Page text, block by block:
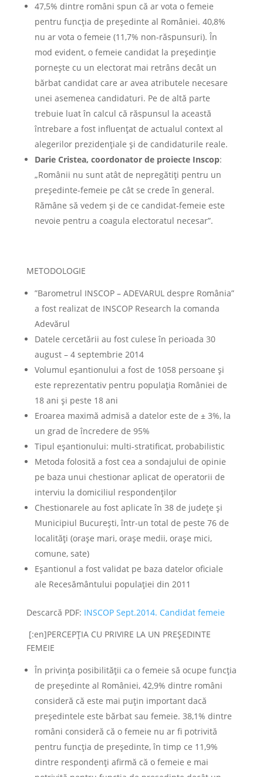
47,5% dintre români spun că ar vota o femeie
pentru funcţia de preşedinte al României. 40,8%
nu ar vota o femeie (11,7% non-răspunsuri). În
mod evident, o femeie candidat la preşedinţie
porneşte cu un electorat mai retrâns decât un
bărbat candidat care ar avea atributele necesare
unei asemenea candidaturi. Pe de altă parte
trebuie luat în calcul că răspunsul la această
întrebare a fost influenţat de actualul context al
alegerilor prezidenţiale şi de candidaturile reale.
Darie Cristea, coordonator de proiecte Inscop:
„Românii nu sunt atât de nepregătiţi pentru un
preşedinte-femeie pe cât se crede în general.
Rămâne să vedem şi de ce candidat-femeie este
nevoie pentru a coagula electoratul necesar”.
METODOLOGIE
”Barometrul INSCOP – ADEVARUL despre România”
a fost realizat de INSCOP Research la comanda
Adevărul
Datele cercetării au fost culese în perioada 30
august – 4 septembrie 2014
Volumul eșantionului a fost de 1058 persoane și
este reprezentativ pentru populația României de
18 ani și peste 18 ani
Eroarea maximă admisă a datelor este de ± 3%, la
un grad de încredere de 95%
Tipul eșantionului: multi-stratificat, probabilistic
Metoda folosită a fost cea a sondajului de opinie
pe baza unui chestionar aplicat de operatorii de
interviu la domiciliul respondenţilor
Chestionarele au fost aplicate în 38 de județe și
Municipiul București, într-un total de peste 76 de
localități (orașe mari, orașe medii, orașe mici,
comune, sate)
Eșantionul a fost validat pe baza datelor oficiale
ale Recesământului populației din 2011
Descarcă PDF: INSCOP Sept.2014. Candidat femeie
[:en]PERCEPȚIA CU PRIVIRE LA UN PREȘEDINTE
FEMEIE
În privinţa posibilităţii ca o femeie să ocupe funcţia
de preşedinte al României, 42,9% dintre români
consideră că este mai puţin important dacă
preşedintele este bărbat sau femeie. 38,1% dintre
români consideră că o femeie nu ar fi potrivită
pentru funcţia de preşedinte, în timp ce 11,9%
dintre respondenţi afirmă că o femeie e mai